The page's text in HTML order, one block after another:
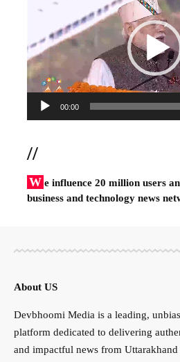
00:00
//
W e influence 20 million users
business and technology news
About US
Devbhoomi Media is a leading,
platform dedicated to delivering
and impactful news from Uttarakhand